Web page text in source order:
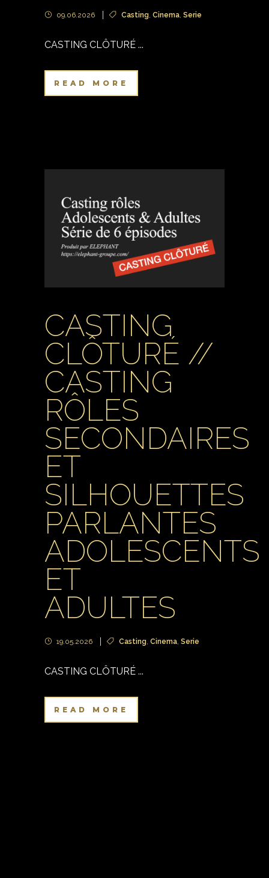
09.06.2026 Casting, Cinema, Serie
CASTING CLÔTURÉ ...
READ MORE
CASTING
CLÔTURÉ //
CASTING
RÔLES
SECONDAIRES
ET
SILHOUETTES
PARLANTES
ADOLESCENTS
ET
ADULTES
19.05.2026 Casting, Cinema, Serie
CASTING CLÔTURÉ ...
READ MORE